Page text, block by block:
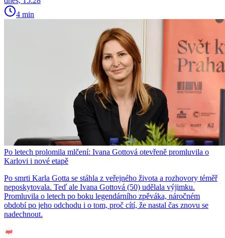
4 min
Po letech prolomila mlčení: Ivana Gottová otevřeně promluvila o
Karlovi i nové etapě
Po smrti Karla Gotta se stáhla z veřejného života a rozhovory téměř
neposkytovala. Teď ale Ivana Gottová (50) udělala výjimku.
Promluvila o letech po boku legendárního zpěváka, náročném
období po jeho odchodu i o tom, proč cítí, že nastal čas znovu se
nadechnout.